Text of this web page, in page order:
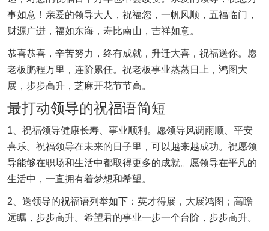
事如意！亲爱的领导大人，祝福您，一帆风顺，五福临门，
财源广进，福如东海，寿比南山，吉祥如意。
恭喜恭喜，辛苦努力，终有成就，升迁大喜，祝福送你。愿
老板鹏程万里，连阶累任。祝老板事业蒸蒸日上，鸿图大
展，步步高升，芝麻开花节节高。
最打动领导的祝福语简短
1、祝福领导健康长寿、事业顺利。愿领导风调雨顺、平安
喜乐。祝福领导在未来的日子里，可以越来越成功。祝愿领
导能够在职场和生活中都取得更多的成就。愿领导在平凡的
生活中，一直拥有着梦想和希望。
2、送领导的祝福语列举如下：英才得展，大展鸿图；高瞻
远瞩，步步高升。希望君的事业一步一个台阶，步步高升。